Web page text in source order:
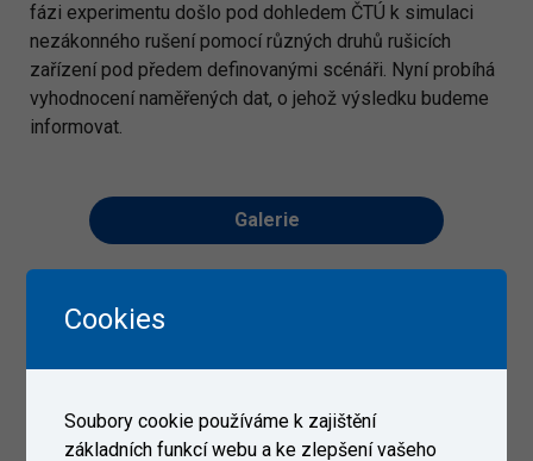
fázi experimentu došlo pod dohledem ČTÚ k simulaci
nezákonného rušení pomocí různých druhů rušicích
zařízení pod předem definovanými scénáři. Nyní probíhá
vyhodnocení naměřených dat, o jehož výsledku budeme
informovat.
Galerie
Cookies
Soubory cookie používáme k zajištění
základních funkcí webu a ke zlepšení vašeho